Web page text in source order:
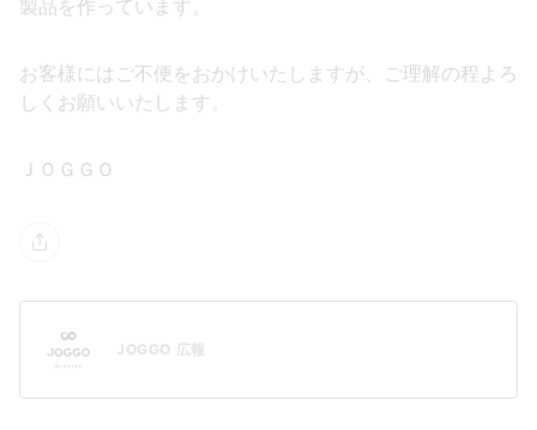
製品を作っています。
お客様にはご不便をおかけいたしますが、ご理解の程よろ
しくお願いいたします。
ＪＯＧＧＯ
JOGGO 広報